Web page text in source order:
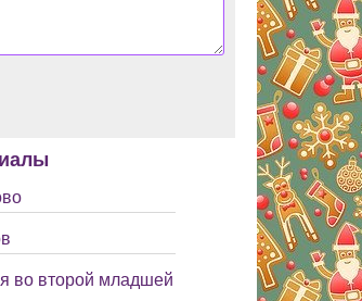
во второй младшей